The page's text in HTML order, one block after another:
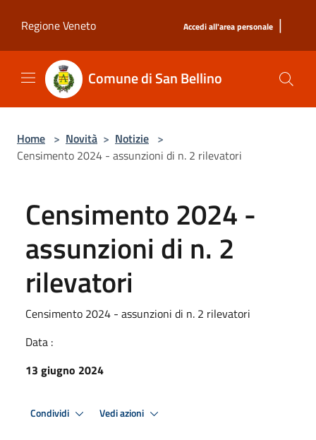
Regione Veneto
Accedi all'area personale |
Comune di San Bellino
Home > Novità > Notizie >
Censimento 2024 - assunzioni di n. 2 rilevatori
Censimento 2024 -
assunzioni di n. 2
rilevatori
Censimento 2024 - assunzioni di n. 2 rilevatori
Data :
13 giugno 2024
Condividi Vedi azioni